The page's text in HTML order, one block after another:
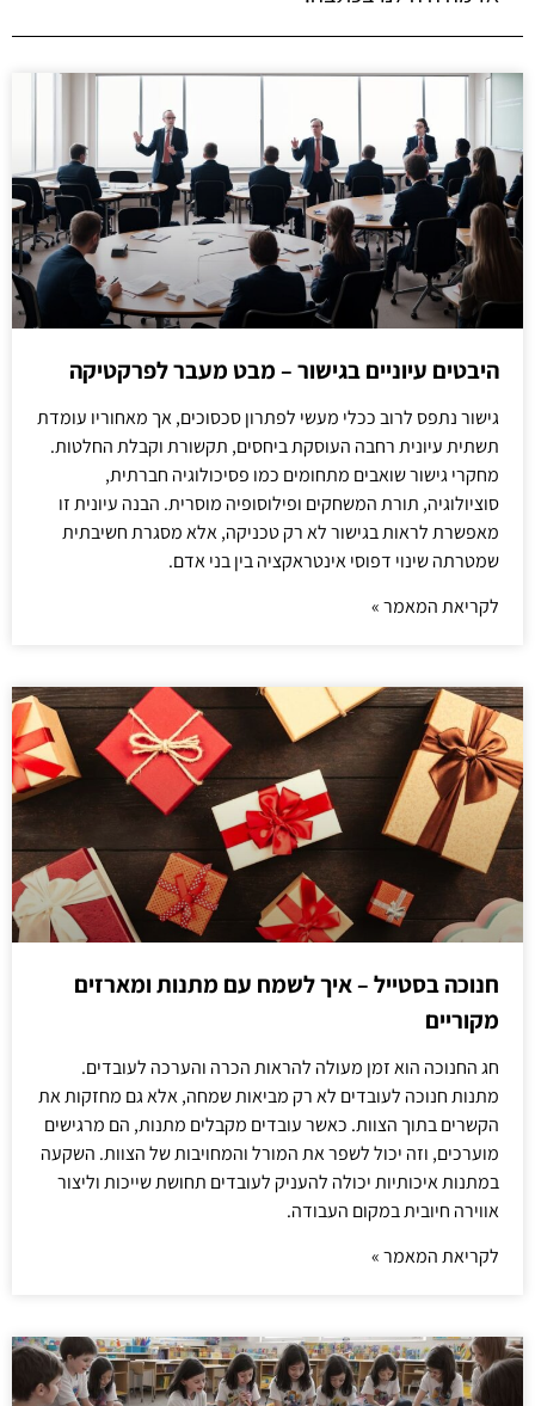
היבטים עיוניים בגישור – מבט מעבר לפרקטיקה
גישור נתפס לרוב ככלי מעשי לפתרון סכסוכים, אך מאחוריו עומדת
תשתית עיונית רחבה העוסקת ביחסים, תקשורת וקבלת החלטות.
מחקרי גישור שואבים מתחומים כמו פסיכולוגיה חברתית,
סוציולוגיה, תורת המשחקים ופילוסופיה מוסרית. הבנה עיונית זו
מאפשרת לראות בגישור לא רק טכניקה, אלא מסגרת חשיבתית
שמטרתה שינוי דפוסי אינטראקציה בין בני אדם.
לקריאת המאמר »
חנוכה בסטייל – איך לשמח עם מתנות ומארזים
מקוריים
חג החנוכה הוא זמן מעולה להראות הכרה והערכה לעובדים.
מתנות חנוכה לעובדים לא רק מביאות שמחה, אלא גם מחזקות את
הקשרים בתוך הצוות. כאשר עובדים מקבלים מתנות, הם מרגישים
מוערכים, וזה יכול לשפר את המורל והמחויבות של הצוות. השקעה
במתנות איכותיות יכולה להעניק לעובדים תחושת שייכות וליצור
אווירה חיובית במקום העבודה.
לקריאת המאמר »